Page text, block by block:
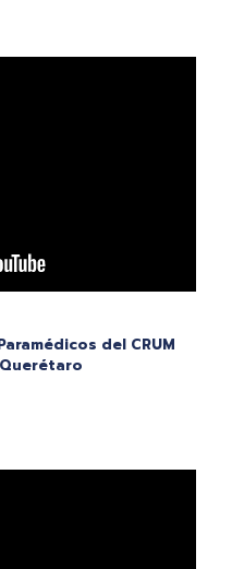
del CRUM